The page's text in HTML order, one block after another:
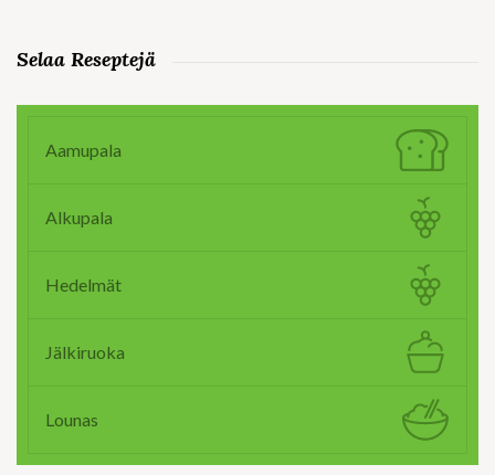
Selaa Reseptejä
Aamupala
Alkupala
Hedelmät
Jälkiruoka
Lounas